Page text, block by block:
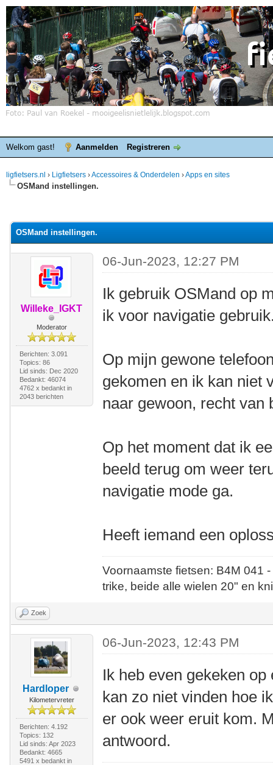
Welkom gast! Aanmelden Registreren
ligfietsers.nl › Ligfietsers ›Accessoires & Onderdelen ›Apps en sites
OSMand instellingen.
OSMand instellingen.
Willeke_IGKT
Moderator
Berichten: 3.091
Topics: 86
Lid sinds: Dec 2020
Bedankt: 46074
4762 x bedankt in
2043 berichten
06-Jun-2023, 12:27 PM
Ik gebruik OSMand op
ik voor navigatie
Op mijn gewone
gekomen en ik kan niet
naar gewoon, recht van
Op het moment dat ik
beeld terug om weer
navigatie mode ga.
Heeft iemand een
Voornaamste fietsen: B4M
trike, beide alle wielen 20" en
Zoek
Hardloper
Kilometervreter
Berichten: 4.192
Topics: 132
Lid sinds: Apr 2023
Bedankt: 4665
5491 x bedankt in
06-Jun-2023, 12:43 PM
Ik heb even gekeken
kan zo niet vinden hoe
er ook weer eruit kom.
antwoord.